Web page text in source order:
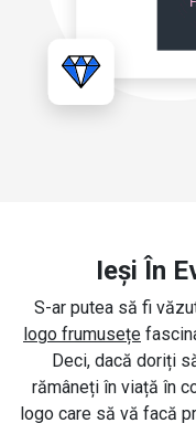
Ieși În
S-ar putea să fi
logo frumusețe
Deci, dacă doriți
rămâneți în viață în
logo care să vă facă